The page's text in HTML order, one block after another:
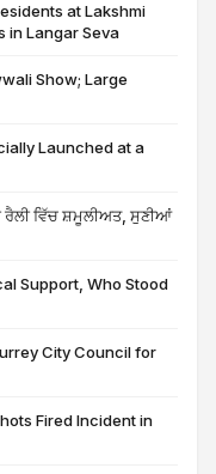
at Lakshmi
in Langar Seva
Show; Large
Launched at a
ਰੈਲੀ ਵਿੱਚ ਸ਼ਮੂਲੀਅਤ, ਸੁਣੀਆਂ
Support, Who Stood
City Council for
Fired Incident in